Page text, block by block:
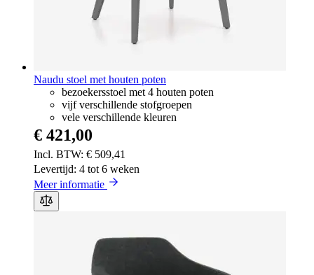
Naudu stoel met houten poten
bezoekersstoel met 4 houten poten
vijf verschillende stofgroepen
vele verschillende kleuren
€ 509,41
€ 421,00
Levertijd: 4 tot 6 weken
Meer informatie